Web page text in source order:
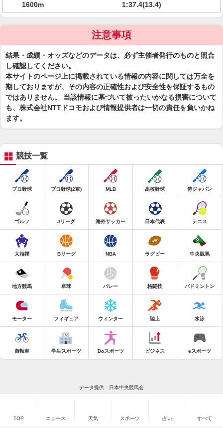
1600m
1:37.4(13.4)
注意事項
結果・成績・オッズなどのデータは、必ず主催者発行のものと照合
し確認してください。
本サイトのページ上に掲載されている情報の内容に関しては万全を
期しておりますが、その内容の正確性および安全性を保証するもの
ではありません。 当該情報に基づいて被ったいかなる損害について
も、株式会社NTTドコモおよび情報提供者は一切の責任を負いかね
ます。
競技一覧
プロ野球 プロ野球(2軍) MLB 高校野球 侍ジャパン
ゴルフ Jリーグ 海外サッカー 日本代表 テニス
大相撲 Bリーグ NBA ラグビー 中央競馬
地方競馬 卓球 バレー 格闘技 バドミントン
モーター フィギュア ウィンター 陸上 水泳
自転車 学生スポーツ Doスポーツ ビジネス eスポーツ
データ提供：日本中央競馬会
TOP ニュース 天気 スポーツ 占い すべて